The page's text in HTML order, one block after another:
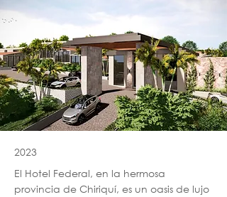
2023
El Hotel Federal, en la hermosa
provincia de Chiriquí, es un oasis de lujo